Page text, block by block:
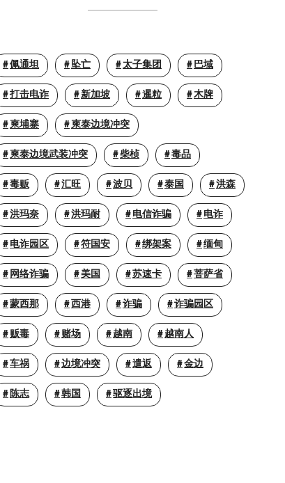
佩通坦 坠亡 太子集团 巴域
打击电诈 新加坡 暹粒 木牌
柬埔寨 柬泰边境冲突
柬泰边境武装冲突 柴桢 毒品
毒贩 汇旺 波贝 泰国 洪森
洪玛奈 洪玛耐 电信诈骗 电诈
电诈园区 符国安 绑架案 缅甸
网络诈骗 美国 苏速卡 菩萨省
蒙西那 西港 诈骗 诈骗园区
贩毒 赌场 越南 越南人
车祸 边境冲突 遣返 金边
陈志 韩国 驱逐出境